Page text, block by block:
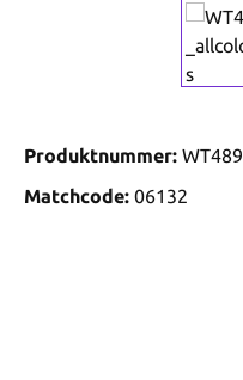
Produktnummer: WT489
Matchcode: 06132